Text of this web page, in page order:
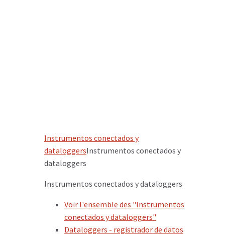
Instrumentos conectados y
dataloggersInstrumentos conectados y
dataloggers
Instrumentos conectados y dataloggers
Voir l'ensemble des "Instrumentos
conectados y dataloggers"
Dataloggers - registrador de datos